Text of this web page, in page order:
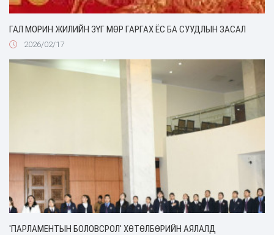
ГАЛ МОРИН ЖИЛИЙН ЗҮГ МӨР ГАРГАХ ЁС БА СУУДЛЫН ЗАСАЛ
2026/02/17
'ПАРЛАМЕНТЫН БОЛОВСРОЛ' ХӨТӨЛБӨРИЙН АЯЛАЛД